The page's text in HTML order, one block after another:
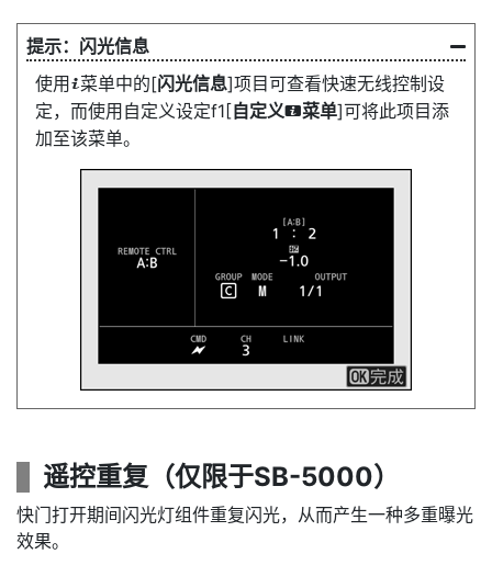
闪光信息
使用 i菜单中的[闪光信息]项目可查看快速无线控制设
定，而使用自定义设定f1[自定义i菜单]可将此项目添
加至该菜单。
遥控重复（仅限于SB-5000）
快门打开期间闪光灯组件重复闪光，从而产生一种多重曝光
效果。